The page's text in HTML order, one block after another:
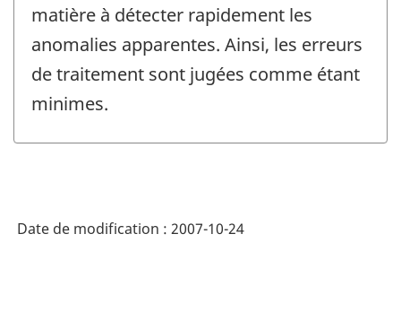
matière à détecter rapidement les
anomalies apparentes. Ainsi, les erreurs
de traitement sont jugées comme étant
minimes.
Date de modification : 2007-10-24